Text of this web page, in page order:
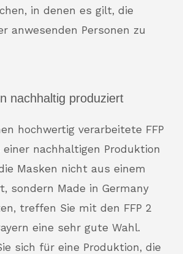
in denen es gilt, die
anwesenden Personen zu
nachhaltig produziert
hochwertig verarbeitete FFP
nachhaltigen Produktion
Masken nicht aus einem
sondern Made in Germany
treffen Sie mit den FFP 2
eine sehr gute Wahl.
sich für eine Produktion, die